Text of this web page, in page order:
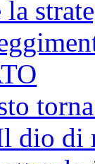
dio di